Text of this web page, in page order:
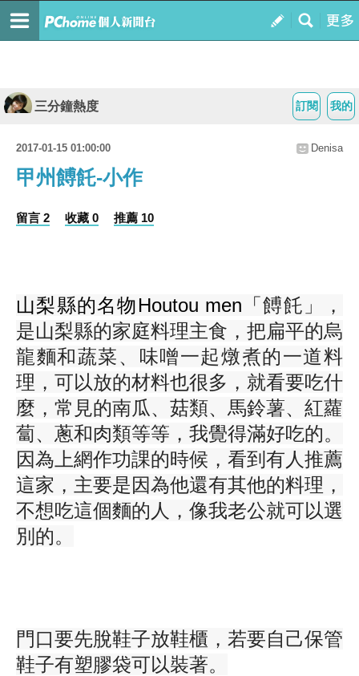
我的
訂閱
三分鐘熱度
2017-01-15 01:00:00 Denisa
甲州餺飥-小作
留言 2 收藏 0 推薦 10
山梨縣的名物Houtou men「餺飥」
，
是山梨縣的家庭料理主食，把扁平的烏
龍麵和蔬菜、味噌一起燉煮的一道料
理，可以放的材料也很多，就看要吃什
麼，常見的南瓜、菇類、馬鈴薯、紅蘿
蔔、蔥和肉類等等，我覺得滿好吃的。
因為上網作功課的時候，看到有人推薦
這家，主要是因為他還有其他的料理，
不想吃這個麵的人，像我老公就可以選
別的。
門口要先脫鞋子放鞋櫃，若要自己保管
鞋子有塑膠袋可以裝著。